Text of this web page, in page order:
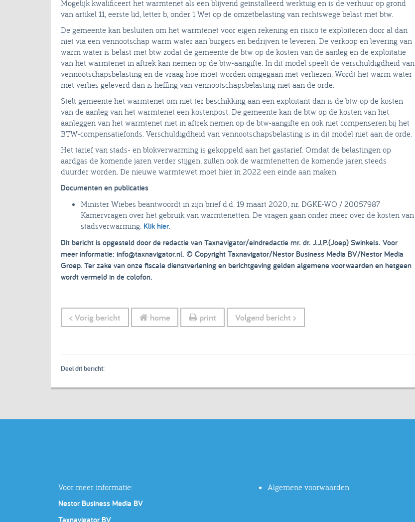
Mogelijk kwalificeert het warmtenet als een blijvend geïnstalleerd werktuig en is de verhuur op grond
van artikel 11, eerste lid, letter b, onder 1 Wet op de omzetbelasting van rechtswege belast met btw.
De gemeente kan besluiten om het warmtenet voor eigen rekening en risico te exploiteren door al dan
niet via een vennootschap warm water aan burgers en bedrijven te leveren. De verkoop en levering van
warm water is belast met btw zodat de gemeente de btw op de kosten van de aanleg en de exploitatie
van het warmtenet in aftrek kan nemen op de btw-aangifte. In dit model speelt de verschuldigdheid van
vennootschapsbelasting en de vraag hoe moet worden omgegaan met verliezen. Wordt het warm water
met verlies geleverd dan is heffing van vennootschapsbelasting niet aan de orde.
Stelt gemeente het warmtenet om niet ter beschikking aan een exploitant dan is de btw op de kosten
van de aanleg van het warmtenet een kostenpost. De gemeente kan de btw op de kosten van het
aanleggen van het warmtenet niet in aftrek nemen op de btw-aangifte en ook niet compenseren bij het
BTW-compensatiefonds. Verschuldigdheid van vennootschapsbelasting is in dit model niet aan de orde.
Het tarief van stads- en blokverwarming is gekoppeld aan het gastarief. Omdat de belastingen op
aardgas de komende jaren verder stijgen, zullen ook de warmtenetten de komende jaren steeds
duurder worden. De nieuwe warmtewet moet hier in 2022 een einde aan maken.
Documenten en publicaties
Minister Wiebes beantwoordt in zijn brief d.d. 19 maart 2020, nr. DGKE-WO / 20057987
Kamervragen over het gebruik van warmtenetten. De vragen gaan onder meer over de kosten van
stadsverwarming. Klik hier.
Dit bericht is opgesteld door de redactie van Taxnavigator/eindredactie mr. dr. J.J.P.(Joep) Swinkels. Voor
meer informatie: info@taxnavigator.nl. © Copyright Taxnavigator/Nestor Business Media BV/Nestor Media
Groep. Ter zake van onze fiscale dienstverlening en berichtgeving gelden algemene voorwaarden en hetgeen
wordt vermeld in de colofon.
< Vorig bericht home print Volgend bericht >
Deel dit bericht:
Voor meer informatie:
Nestor Business Media BV
Taxnavigator BV
Algemene voorwaarden